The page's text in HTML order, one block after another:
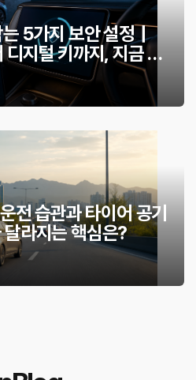
5가지 보안 설정｜
지털 키까지, 지금 확
전 습관과 타이어 공기
라지는 핵심은?